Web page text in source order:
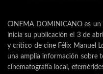
CINEMA DOMINICANO es
inicia su publicación el 3 de
y crítico de cine Félix Manuel
una amplia información sobre
cinematografía local,